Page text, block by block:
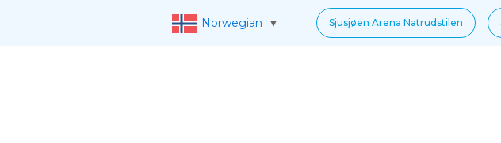
Norwegian ▼ Sjusjøen Arena Natrudstilen